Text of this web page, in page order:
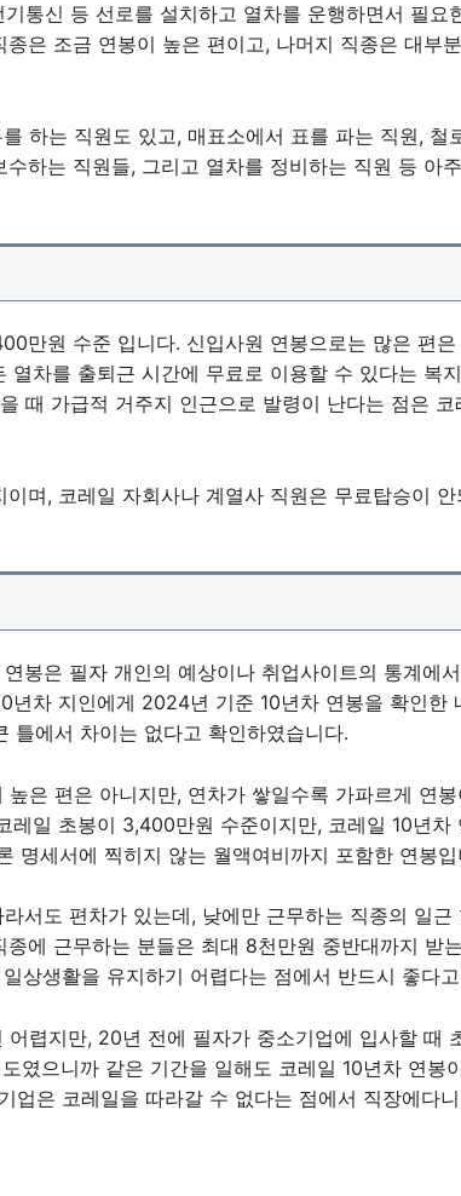
통신 등 선로를 설치하고 열차를 운행하면서 필요
은 조금 연봉이 높은 편이고, 나머지 직종은 대부
하는 직원도 있고, 매표소에서 표를 파는 직원, 철
하는 직원들, 그리고 열차를 정비하는 직원 등 아
만원 수준 입니다. 신입사원 연봉으로는 많은 편은
열차를 출퇴근 시간에 무료로 이용할 수 있다는 복
때 가급적 거주지 인근으로 발령이 난다는 점은
며, 코레일 자회사나 계열사 직원은 무료탑승이
봉은 필자 개인의 예상이나 취업사이트의 통계에
년차 지인에게 2024년 기준 10년차 연봉을 확인한
틀에서 차이는 없다고 확인하였습니다.
은 편은 아니지만, 연차가 쌓일수록 가파르게 연
레일 초봉이 3,400만원 수준이지만, 코레일 10년
명세서에 찍히지 않는 월액여비까지 포함한 연봉입
서도 편차가 있는데, 낮에만 근무하는 직종의 일근
에 근무하는 분들은 최대 8천만원 중반대까지 받
상생활을 유지하기 어렵다는 점에서 반드시 좋다
어렵지만, 20년 전에 필자가 중소기업에 입사할 때
였으니까 같은 기간을 일해도 코레일 10년차 연봉
업은 코레일을 따라갈 수 없다는 점에서 직장에다